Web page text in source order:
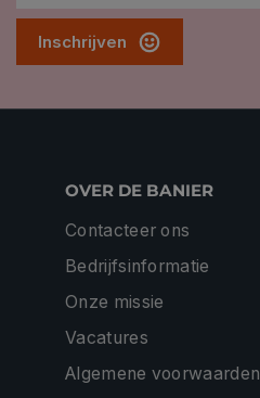
Inschrijven
OVER DE BANIER
Contacteer ons
Bedrijfsinformatie
Onze missie
Vacatures
Algemene voorwaarden